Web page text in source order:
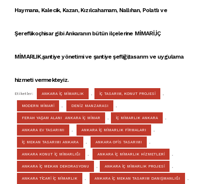
Haymana, Kalecik, Kazan, Kızılcahamam, Nallıhan, Polatlı ve
Şereflikoçhisar gibi Ankaranın bütün ilçelerine MİMARİ,İÇ
MİMARLIK,şantiye yönetimi ve şantiye şefliği,tasarım ve uygulama
hizmeti vermekteyiz.
Etiketler: ANKARA İÇ MİMARLIK , İÇ TASARIM, KONUT PROJESİ ,
MODERN MİMARİ , DENİZ MANZARASI ,
FERAH YAŞAM ALANI ANKARA İÇ MİMAR , İÇ MİMARLIK ANKARA ,
ANKARA EV TASARIMI , ANKARA İÇ MİMARLIK FİRMALARI ,
İÇ MEKAN TASARIMI ANKARA , ANKARA OFİS TASARIMI ,
ANKARA KONUT İÇ MİMARLIĞI , ANKARA İÇ MİMARLIK HİZMETLERİ ,
ANKARA İÇ MEKAN DEKORASYONU , ANKARA İÇ MİMARLIK PROJESİ ,
ANKARA TİCARİ İÇ MİMARLIK , ANKARA İÇ MEKAN TASARIM DANIŞMANLIĞI ,